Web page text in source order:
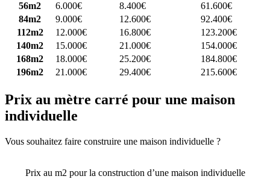
56m2
6.000€ 8.400€
61.600€
84m2
9.000€ 12.600€
92.400€
112m2
12.000€ 16.800€
123.200€
140m2
15.000€ 21.000€
154.000€
168m2
18.000€ 25.200€
184.800€
196m2
21.000€ 29.400€ 215.600€
Prix au mètre carré pour une maison
individuelle
Vous souhaitez faire construire une maison individuelle ?
Prix au m2 pour la construction d’une maison individuelle